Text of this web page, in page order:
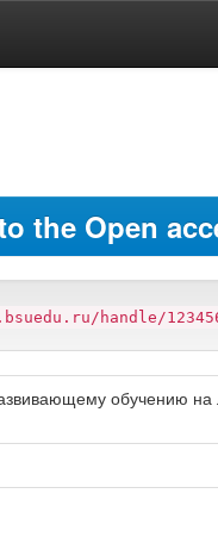
the Open
handle/
обучению